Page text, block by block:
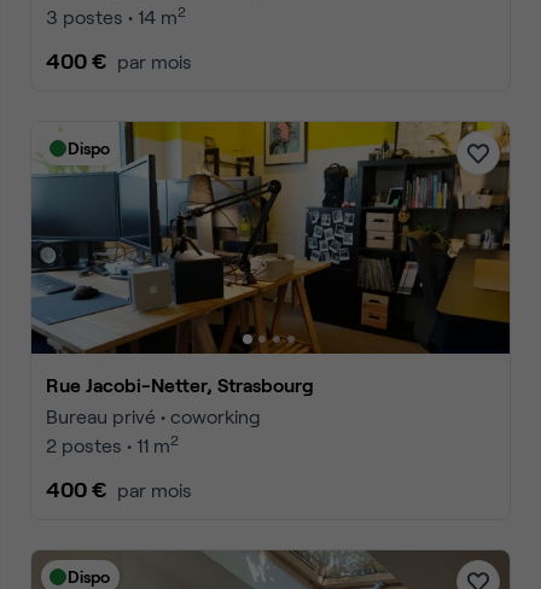
3 postes • 14 m2
400 € par mois
Dispo
Rue Jacobi-Netter, Strasbourg
Bureau privé • coworking
2 postes • 11 m2
400 € par mois
Dispo